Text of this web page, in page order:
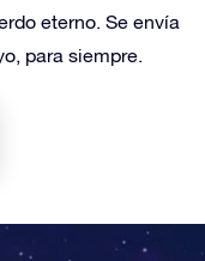
eterno. Se envía
para siempre.